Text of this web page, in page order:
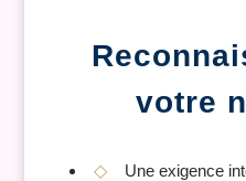
votre
Une exigence